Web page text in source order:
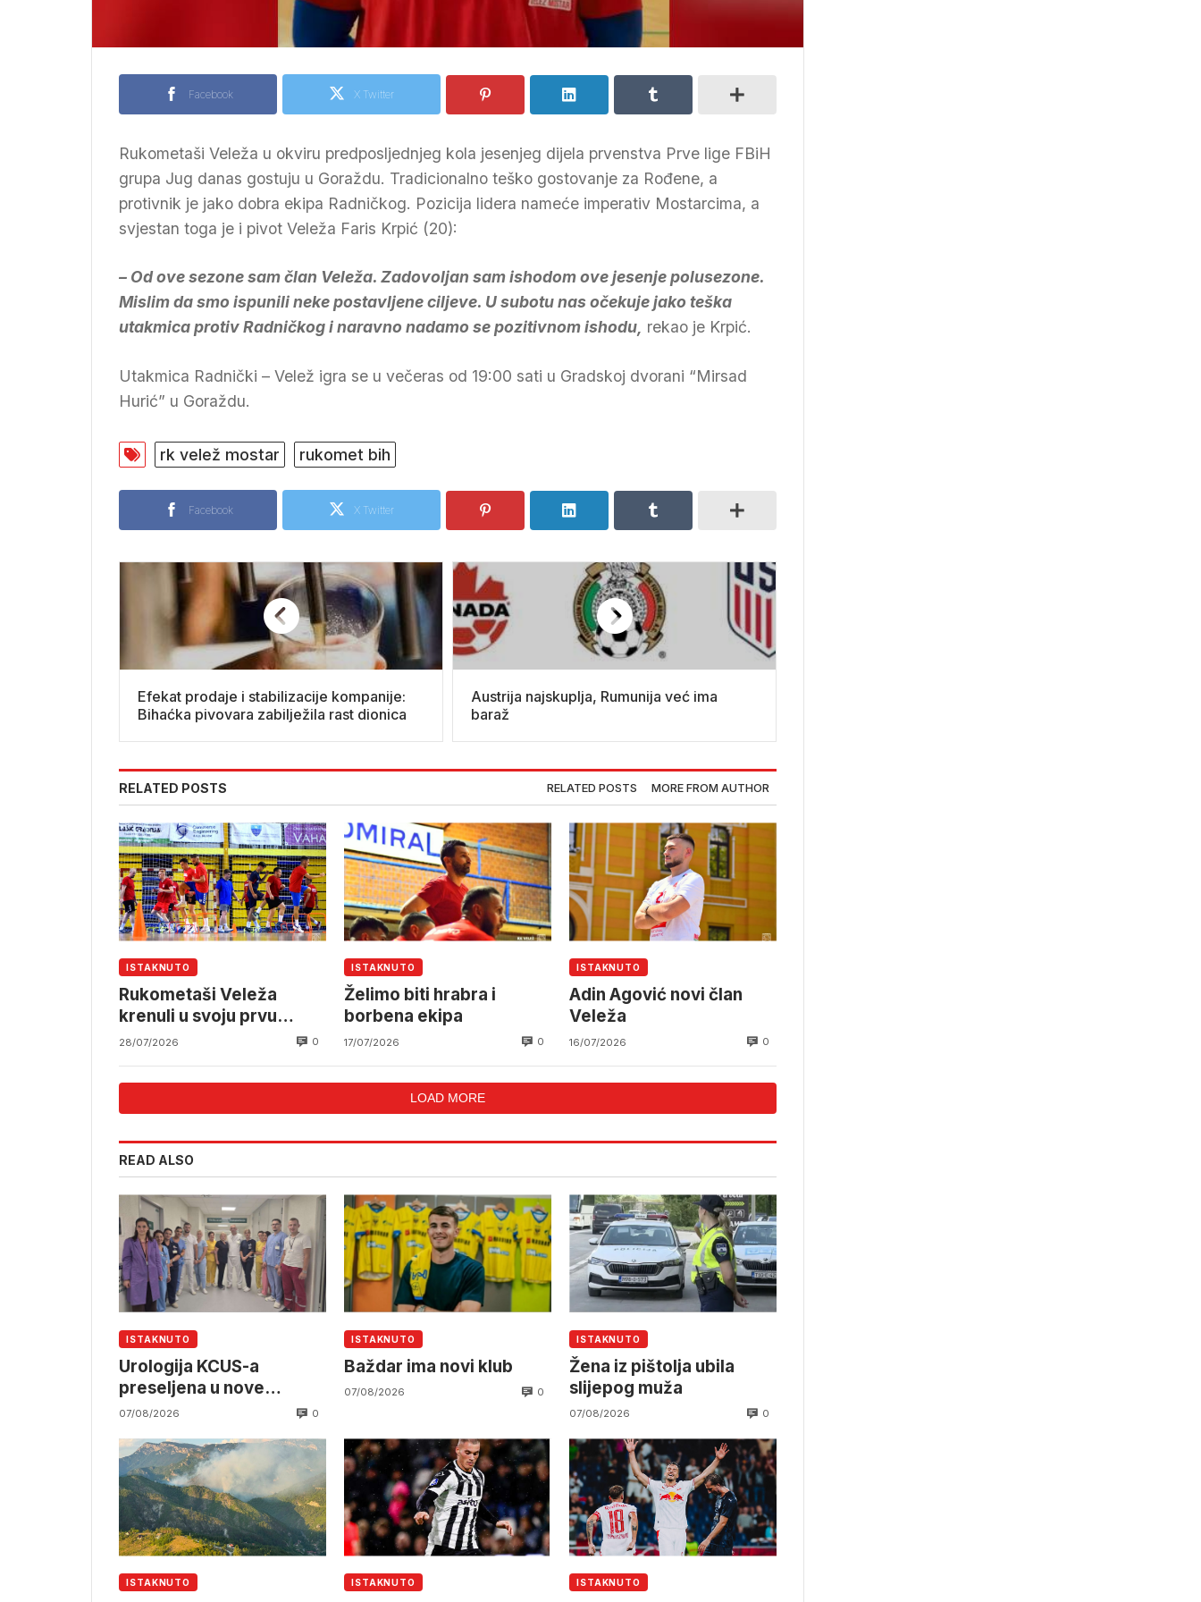
Facebook X Twitter
Rukometaši Veleža u okviru predposljednjeg kola jesenjeg dijela prvenstva Prve lige FBiH
grupa Jug danas gostuju u Goraždu. Tradicionalno teško gostovanje za Rođene, a
protivnik je jako dobra ekipa Radničkog. Pozicija lidera nameće imperativ Mostarcima, a
svjestan toga je i pivot Veleža Faris Krpić (20):
– Od ove sezone sam član Veleža. Zadovoljan sam ishodom ove jesenje polusezone.
Mislim da smo ispunili neke postavljene ciljeve. U subotu nas očekuje jako teška
utakmica protiv Radničkog i naravno nadamo se pozitivnom ishodu, rekao je Krpić.
Utakmica Radnički – Velež igra se u večeras od 19:00 sati u Gradskoj dvorani “Mirsad
Hurić” u Goraždu.
rk velež mostar rukomet bih
Facebook X Twitter
Efekat prodaje i stabilizacije kompanije:
Bihaćka pivovara zabilježila rast dionica
Austrija najskuplja, Rumunija već ima
baraž
RELATED POSTS RELATED POSTS MORE FROM AUTHOR
ISTAKNUTO
Rukometaši Veleža
krenuli u svoju prvu
premijerligašku sezonu
28/07/2026 0
ISTAKNUTO
Želimo biti hrabra i
borbena ekipa
17/07/2026 0
ISTAKNUTO
Adin Agović novi član
Veleža
16/07/2026 0
LOAD MORE
READ ALSO
ISTAKNUTO
Urologija KCUS-a
preseljena u nove
prostorije
07/08/2026 0
ISTAKNUTO
Baždar ima novi klub
07/08/2026 0
ISTAKNUTO
Žena iz pištolja ubila
slijepog muža
07/08/2026 0
ISTAKNUTO ISTAKNUTO ISTAKNUTO